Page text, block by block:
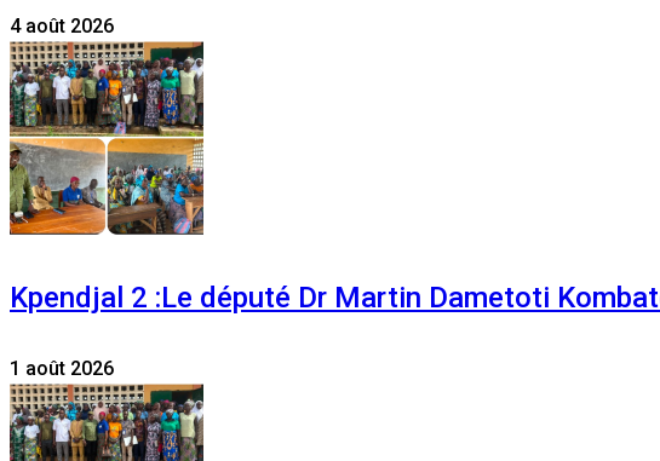
4 août 2026
Kpendjal 2 :Le député Dr Martin Dametoti
1 août 2026